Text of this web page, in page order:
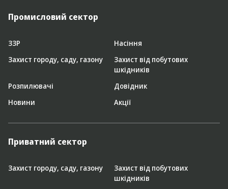
Промисловий сектор
ЗЗР
Насіння
Захист городу, саду, газону
Захист від побутових
шкідників
Розпилювачі
Довідник
Новини
Акції
Приватний сектор
Захист городу, саду, газону
Захист від побутових
шкідників